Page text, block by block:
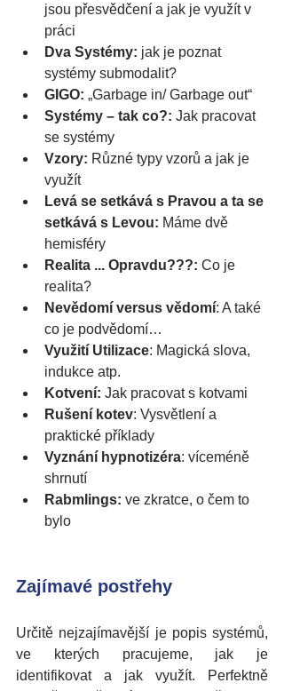
jsou přesvědčení a jak je využít v
práci
Dva Systémy: jak je poznat
systémy submodalit?
GIGO: „Garbage in/ Garbage out“
Systémy – tak co?: Jak pracovat
se systémy
Vzory: Různé typy vzorů a jak je
využít
Levá se setkává s Pravou a ta se
setkává s Levou: Máme dvě
hemisféry
Realita ... Opravdu???: Co je
realita?
Nevědomí versus vědomí: A také
co je podvědomí…
Využití Utilizace: Magická slova,
indukce atp.
Kotvení: Jak pracovat s kotvami
Rušení kotev: Vysvětlení a
praktické příklady
Vyznání hypnotizéra: víceméně
shrnutí
Rabmlings: ve zkratce, o čem to
bylo
Zajímavé postřehy
Určitě nejzajímavější je popis systémů,
ve kterých pracujeme, jak je
identifikovat a jak využít. Perfektně